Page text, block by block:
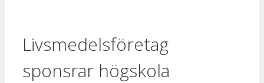
Livsmedelsföretag
sponsrar högskola